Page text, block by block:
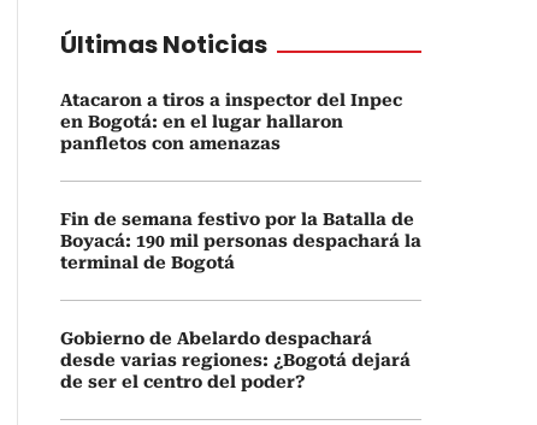
Últimas Noticias
Atacaron a tiros a inspector del Inpec
en Bogotá: en el lugar hallaron
panfletos con amenazas
Fin de semana festivo por la Batalla de
Boyacá: 190 mil personas despachará la
terminal de Bogotá
Gobierno de Abelardo despachará
desde varias regiones: ¿Bogotá dejará
de ser el centro del poder?